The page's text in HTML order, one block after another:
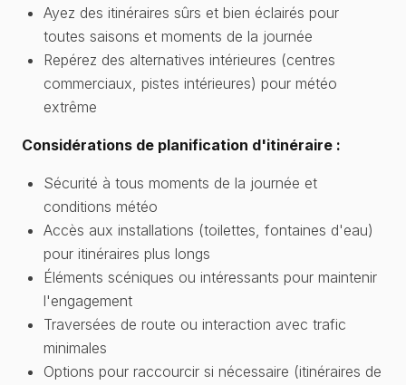
Ayez des itinéraires sûrs et bien éclairés pour
toutes saisons et moments de la journée
Repérez des alternatives intérieures (centres
commerciaux, pistes intérieures) pour météo
extrême
Considérations de planification d'itinéraire :
Sécurité à tous moments de la journée et
conditions météo
Accès aux installations (toilettes, fontaines d'eau)
pour itinéraires plus longs
Éléments scéniques ou intéressants pour maintenir
l'engagement
Traversées de route ou interaction avec trafic
minimales
Options pour raccourcir si nécessaire (itinéraires de